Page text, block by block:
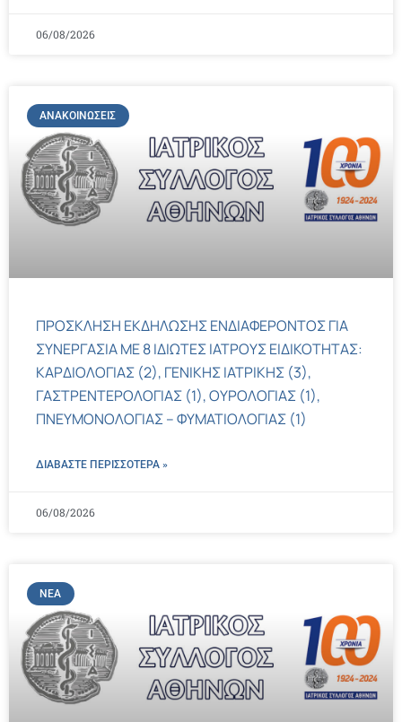
06/08/2026
ΑΝΑΚΟΙΝΏΣΕΙΣ
ΠΡΟΣΚΛΗΣΗ ΕΚΔΗΛΩΣΗΣ ΕΝΔΙΑΦΕΡΟΝΤΟΣ ΓΙΑ
ΣΥΝΕΡΓΑΣΙΑ ΜΕ 8 ΙΔΙΩΤΕΣ ΙΑΤΡΟΥΣ ΕΙΔΙΚΟΤΗΤΑΣ:
ΚΑΡΔΙΟΛΟΓΙΑΣ (2), ΓΕΝΙΚΗΣ ΙΑΤΡΙΚΗΣ (3),
ΓΑΣΤΡΕΝΤΕΡΟΛΟΓΙΑΣ (1), ΟΥΡΟΛΟΓΙΑΣ (1),
ΠΝΕΥΜΟΝΟΛΟΓΙΑΣ – ΦΥΜΑΤΙΟΛΟΓΙΑΣ (1)
ΔΙΑΒΑΣΤΕ ΠΕΡΙΣΣΌΤΕΡΑ »
06/08/2026
ΝΈΑ